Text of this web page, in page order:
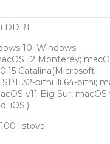
DDR1
10; Windows
12 Monterey;
Catalina(Microsoft
SP1: 32-bitni ili 64-bitni;
v11 Big Sur, macOS
iOS;)
listova